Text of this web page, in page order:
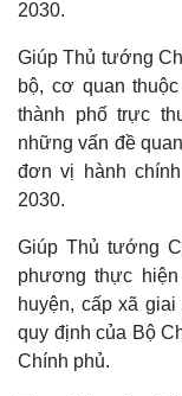
2030.
Giúp Thủ tướng
bộ, cơ quan
thành phố trực
những vấn đề
đơn vị hành
2030.
Giúp Thủ tướng
phương thực
huyện, cấp xã
quy định của Bộ
Chính phủ.